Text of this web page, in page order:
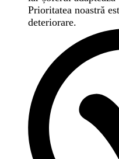
Prioritatea noastră
deteriorare.